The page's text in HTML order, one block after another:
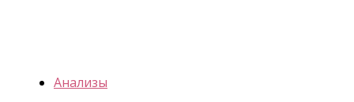
Анализы